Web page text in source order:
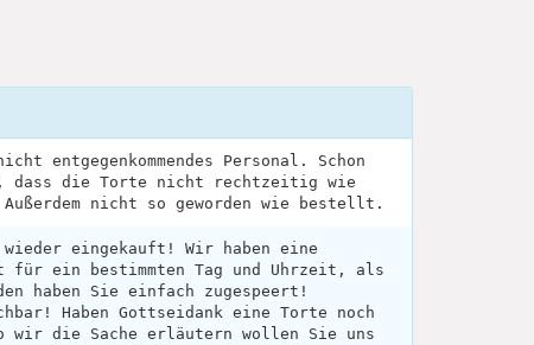
entgegenkommendes Personal. Schon
dass die Torte nicht rechtzeitig wie
nicht so geworden wie bestellt.
eingekauft! Wir haben eine
ein bestimmten Tag und Uhrzeit, als
haben Sie einfach zugespeert!
Haben Gottseidank eine Torte noch
wir die Sache erläutern wollen Sie uns